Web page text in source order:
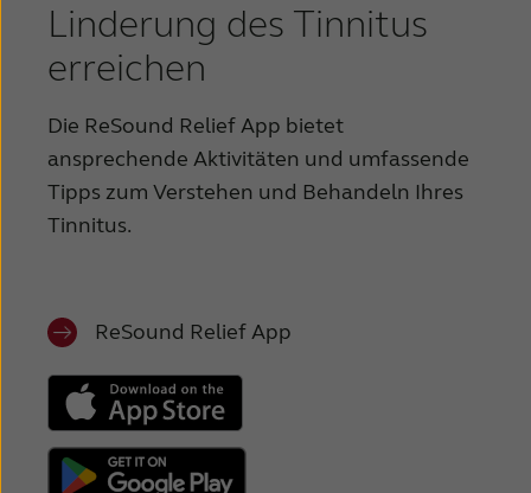
Linderung des Tinnitus
erreichen
Die ReSound Relief App bietet
ansprechende Aktivitäten und umfassende
Tipps zum Verstehen und Behandeln Ihres
Tinnitus.
ReSound Relief App